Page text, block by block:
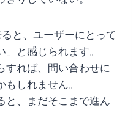
と、ユーザーにとって
と感じられます。
すれば、問い合わせに
しれません。
と、まだそこまで進ん